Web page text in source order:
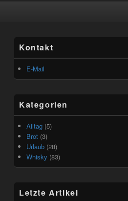
Seitenleisten
Widget-
Bereich
Kontakt
E-Mail
Kategorien
Alltag (5)
Brot (3)
Urlaub (28)
Whisky (83)
Letzte Artikel